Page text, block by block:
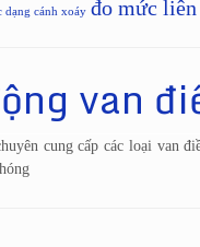
dạng cánh xoáy đo mức liên
van
cung cấp các loại van